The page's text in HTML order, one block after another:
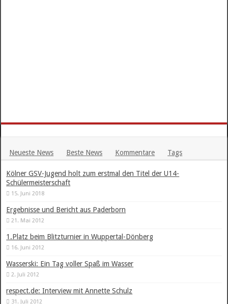
Neueste News Beste News Kommentare Tags
Kölner GSV-Jugend holt zum erstmal den Titel der U14-
Schülermeisterschaft
15. Juni 2018
Ergebnisse und Bericht aus Paderborn
21. Mai 2012
1.Platz beim Blitzturnier in Wuppertal-Dönberg
16. Juni 2012
Wasserski: Ein Tag voller Spaß im Wasser
2. Juli 2012
respect.de: Interview mit Annette Schulz
31. Juli 2012